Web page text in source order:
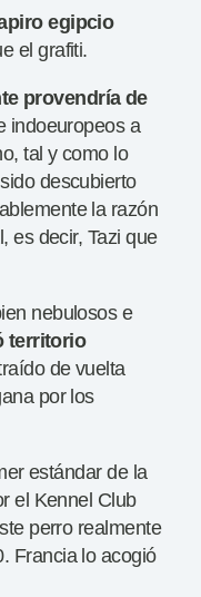
egipcio
el grafiti.
provendría de
indoeuropeos a
tal y como lo
descubierto
la razón
es decir, Tazi que
nebulosos e
territorio
de vuelta
por los
estándar de la
el Kennel Club
perro realmente
Francia lo acogió